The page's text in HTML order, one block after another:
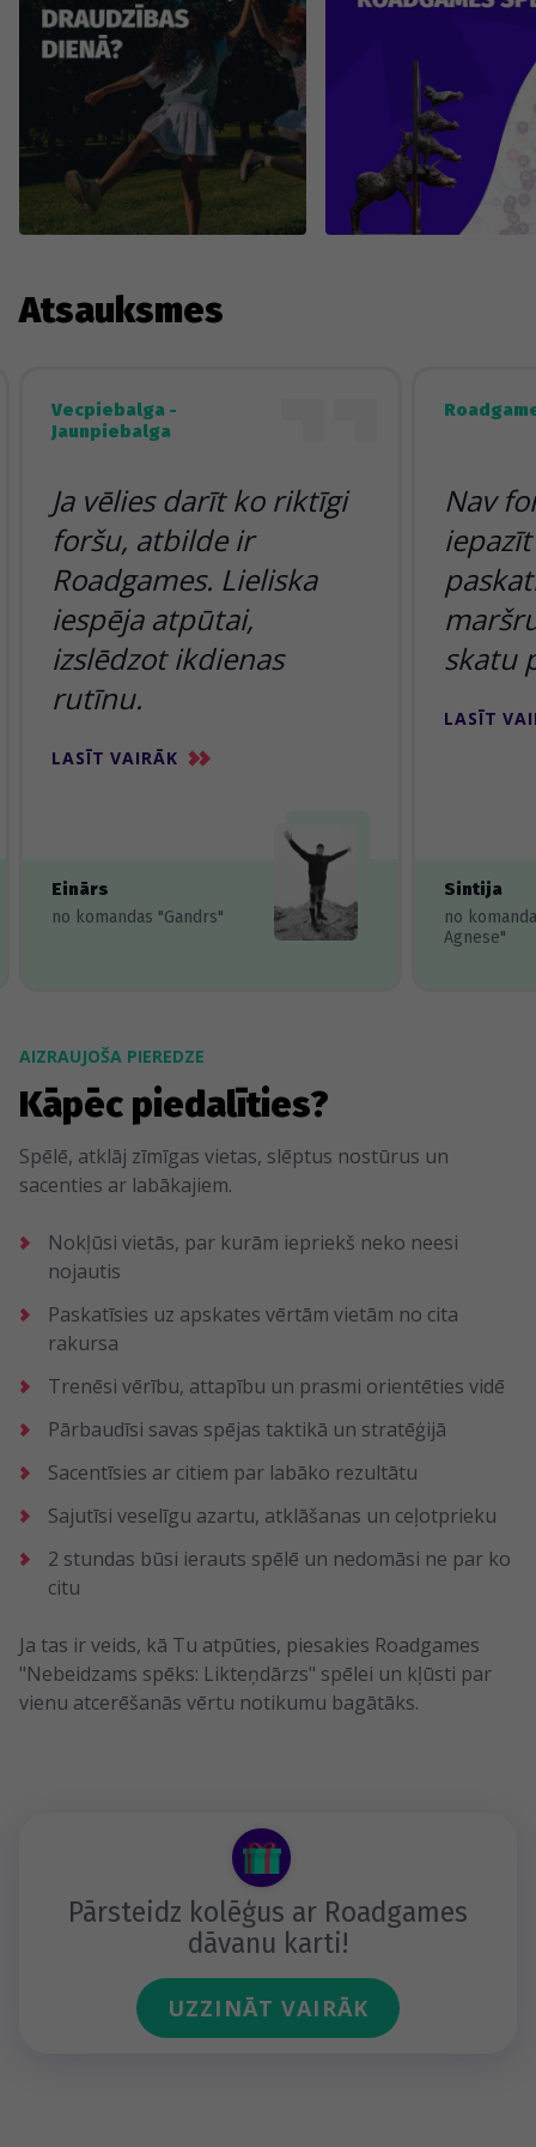
Atsauksmes
Vecpiebalga -
Jaunpiebalga
Ja vēlies darīt ko riktīgi
foršu, atbilde ir
Roadgames. Lieliska
iespēja atpūtai,
izslēdzot ikdienas
rutīnu.
LASĪT VAIRĀK
Einārs
no komandas "Gandrs"
Nav
skatu
LASĪT
Sintija
no
Agnese"
AIZRAUJOŠA PIEREDZE
Kāpēc piedalīties?
Spēlē, atklāj zīmīgas vietas, slēptus nostūrus un
sacenties ar labākajiem.
Nokļūsi vietās, par kurām iepriekš neko neesi
nojautis
Paskatīsies uz apskates vērtām vietām no cita
rakursa
Trenēsi vērību, attapību un prasmi orientēties vidē
Pārbaudīsi savas spējas taktikā un stratēģijā
Sacentīsies ar citiem par labāko rezultātu
Sajutīsi veselīgu azartu, atklāšanas un ceļotprieku
2 stundas būsi ierauts spēlē un nedomāsi ne par ko
citu
Ja tas ir veids, kā Tu atpūties, piesakies Roadgames
"Nebeidzams spēks: Likteņdārzs" spēlei un kļūsti par
vienu atcerēšanās vērtu notikumu bagātāks.
Pārsteidz kolēģus ar Roadgames
dāvanu karti!
UZZINĀT VAIRĀK